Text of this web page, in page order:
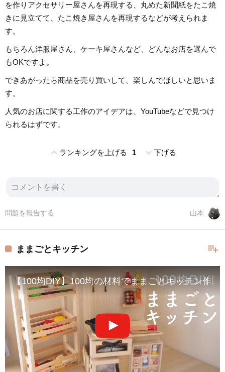
を作りアクセサリー屋さんを再現する、丸めた新聞紙をたこ焼
きに見立てて、たこ焼き屋さんを再現するなどが考えられま
す。
もちろん洋服屋さん、ケーキ屋さんなど、どんなお店を選んで
もOKですよ。
できあがったら商品を売り買いして、楽しんでほしいと思いま
す。
人気のお店に関する工作のアイデアは、YouTubeなどで見つけ
られるはずです。
expand_lessランキングを上げる 1 expand_more下げる
山本
問題を報告する
playlist_add
ままごとキッチン
【100均DIY】100均の材料でままごとキッチン作っ